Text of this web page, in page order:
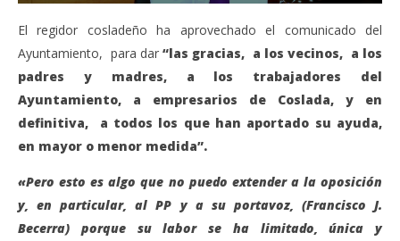
El regidor cosladeño ha aprovechado el comunicado del
Ayuntamiento, para dar“las gracias, a los vecinos, a los
padres y madres, a los trabajadores del
Ayuntamiento, a empresarios de Coslada, y en
definitiva, a todos los que han aportado su ayuda,
en mayor o menor medida”.
«Pero esto es algo que no puedo extender a la oposición
y, en particular, al PP y a su portavoz, (Francisco J.
Becerra) porque su labor se ha limitado, única y